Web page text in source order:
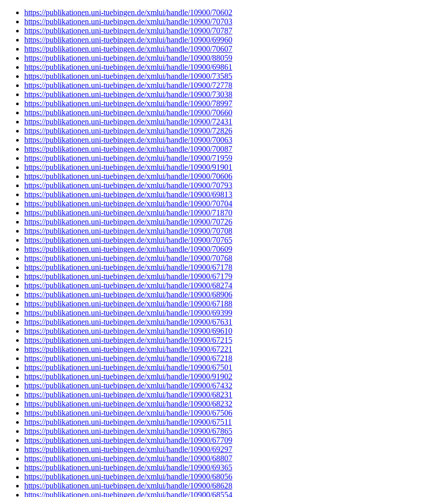
https://publikationen.uni-tuebingen.de/xmlui/handle/10900/70602
https://publikationen.uni-tuebingen.de/xmlui/handle/10900/70703
https://publikationen.uni-tuebingen.de/xmlui/handle/10900/70787
https://publikationen.uni-tuebingen.de/xmlui/handle/10900/69960
https://publikationen.uni-tuebingen.de/xmlui/handle/10900/70607
https://publikationen.uni-tuebingen.de/xmlui/handle/10900/88059
https://publikationen.uni-tuebingen.de/xmlui/handle/10900/69861
https://publikationen.uni-tuebingen.de/xmlui/handle/10900/73585
https://publikationen.uni-tuebingen.de/xmlui/handle/10900/72778
https://publikationen.uni-tuebingen.de/xmlui/handle/10900/73038
https://publikationen.uni-tuebingen.de/xmlui/handle/10900/78997
https://publikationen.uni-tuebingen.de/xmlui/handle/10900/70660
https://publikationen.uni-tuebingen.de/xmlui/handle/10900/72431
https://publikationen.uni-tuebingen.de/xmlui/handle/10900/72826
https://publikationen.uni-tuebingen.de/xmlui/handle/10900/70063
https://publikationen.uni-tuebingen.de/xmlui/handle/10900/70087
https://publikationen.uni-tuebingen.de/xmlui/handle/10900/71959
https://publikationen.uni-tuebingen.de/xmlui/handle/10900/91901
https://publikationen.uni-tuebingen.de/xmlui/handle/10900/70606
https://publikationen.uni-tuebingen.de/xmlui/handle/10900/70793
https://publikationen.uni-tuebingen.de/xmlui/handle/10900/69813
https://publikationen.uni-tuebingen.de/xmlui/handle/10900/70704
https://publikationen.uni-tuebingen.de/xmlui/handle/10900/71870
https://publikationen.uni-tuebingen.de/xmlui/handle/10900/70726
https://publikationen.uni-tuebingen.de/xmlui/handle/10900/70708
https://publikationen.uni-tuebingen.de/xmlui/handle/10900/70765
https://publikationen.uni-tuebingen.de/xmlui/handle/10900/70609
https://publikationen.uni-tuebingen.de/xmlui/handle/10900/70768
https://publikationen.uni-tuebingen.de/xmlui/handle/10900/67178
https://publikationen.uni-tuebingen.de/xmlui/handle/10900/67179
https://publikationen.uni-tuebingen.de/xmlui/handle/10900/68274
https://publikationen.uni-tuebingen.de/xmlui/handle/10900/68906
https://publikationen.uni-tuebingen.de/xmlui/handle/10900/67188
https://publikationen.uni-tuebingen.de/xmlui/handle/10900/69399
https://publikationen.uni-tuebingen.de/xmlui/handle/10900/67631
https://publikationen.uni-tuebingen.de/xmlui/handle/10900/69610
https://publikationen.uni-tuebingen.de/xmlui/handle/10900/67215
https://publikationen.uni-tuebingen.de/xmlui/handle/10900/67221
https://publikationen.uni-tuebingen.de/xmlui/handle/10900/67218
https://publikationen.uni-tuebingen.de/xmlui/handle/10900/67501
https://publikationen.uni-tuebingen.de/xmlui/handle/10900/91902
https://publikationen.uni-tuebingen.de/xmlui/handle/10900/67432
https://publikationen.uni-tuebingen.de/xmlui/handle/10900/68231
https://publikationen.uni-tuebingen.de/xmlui/handle/10900/68232
https://publikationen.uni-tuebingen.de/xmlui/handle/10900/67506
https://publikationen.uni-tuebingen.de/xmlui/handle/10900/67511
https://publikationen.uni-tuebingen.de/xmlui/handle/10900/67865
https://publikationen.uni-tuebingen.de/xmlui/handle/10900/67709
https://publikationen.uni-tuebingen.de/xmlui/handle/10900/69297
https://publikationen.uni-tuebingen.de/xmlui/handle/10900/68807
https://publikationen.uni-tuebingen.de/xmlui/handle/10900/69365
https://publikationen.uni-tuebingen.de/xmlui/handle/10900/68056
https://publikationen.uni-tuebingen.de/xmlui/handle/10900/68628
https://publikationen.uni-tuebingen.de/xmlui/handle/10900/68554